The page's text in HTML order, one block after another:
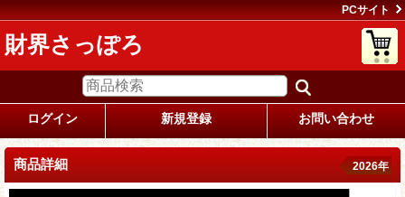
PCサイト
財界さっぽろ
ログイン 新規登録 お問い合わせ
商品詳細 2026年